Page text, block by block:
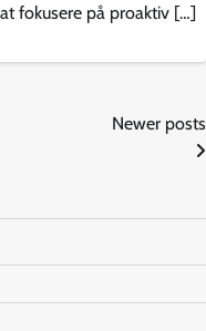
fokusere på proaktiv […]
Newer posts